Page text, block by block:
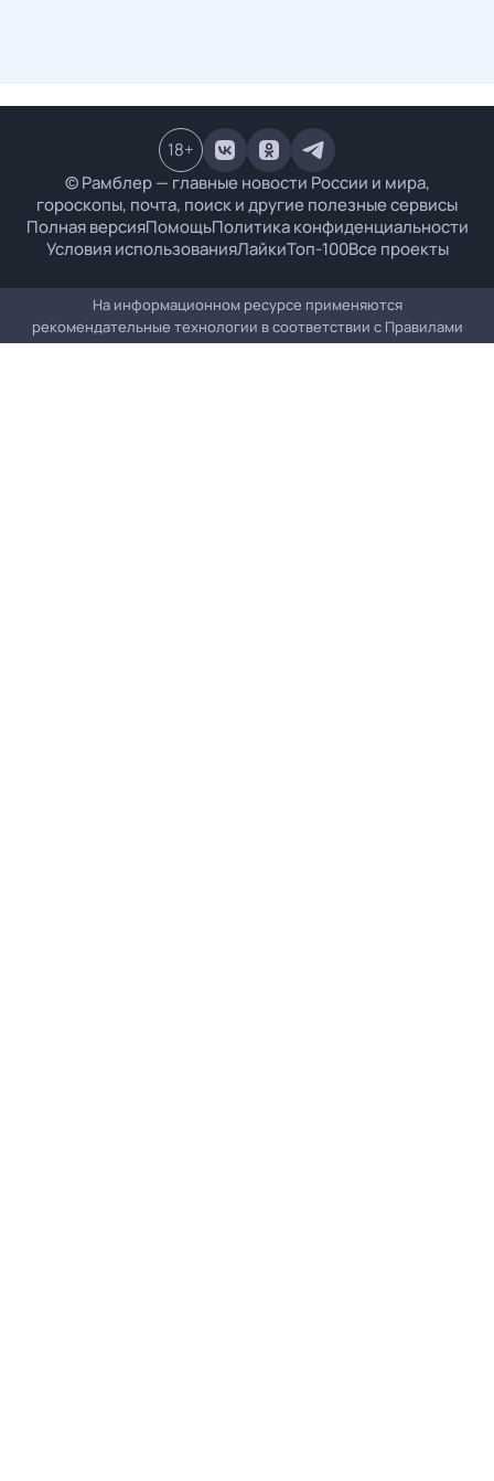
© Рамблер — главные новости России и мира,
гороскопы, почта, поиск и другие полезные сервисы
Полная версияПомощьПолитика конфиденциальности
Условия использованияЛайкиТоп-100Все проекты
18+
На информационном ресурсе применяются
рекомендательные технологии в соответствии с Правилами